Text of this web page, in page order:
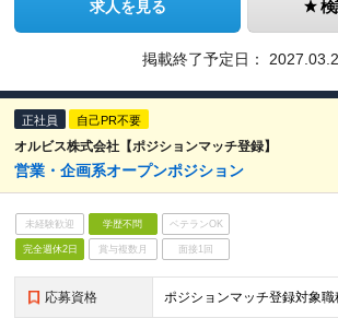
求人を見る 検
掲載終了予定日：
正社員 自己PR不要
オルビス株式会社【ポジションマッチ登録】
営業・企画系オープンポジション
未経験歓迎 学歴不問 ベテランOK
完全週休2日 賞与複数月 面接1回
応募資格